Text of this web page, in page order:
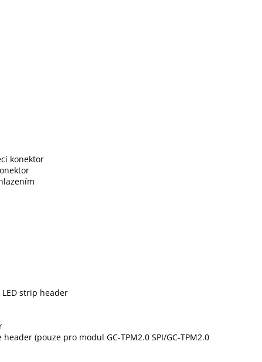
konektor
strip header
(pouze pro modul GC-TPM2.0 SPI/GC-TPM2.0